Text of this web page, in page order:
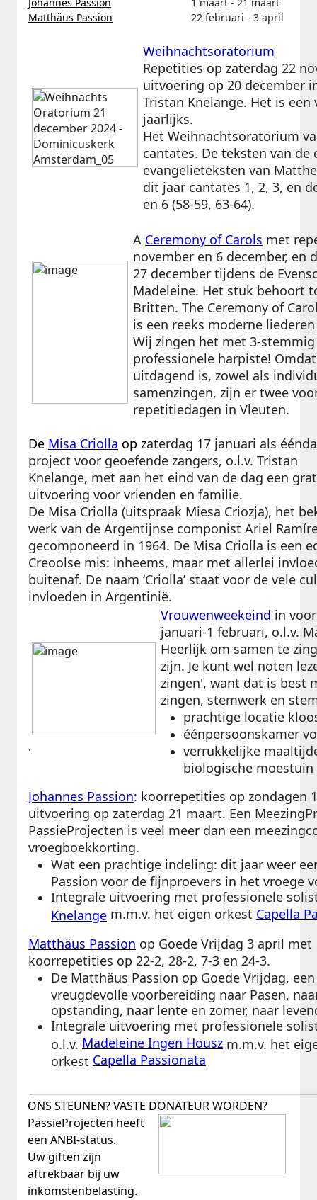
Matthäus Passion
22 februari - 3 april
Weihnachtsoratorium
Repetities op zaterdag 22
uitvoering op 20 december
Tristan Knelange. Het is
jaarlijks.
Het Weihnachtsoratorium
cantates. De teksten van
evangelieteksten van
dit jaar cantates 1, 2, 3, en
en 6 (58-59, 63-64).
A Ceremony of Carols met
november en 6 december, en
27 december tijdens de
Madeleine. Het stuk behoort
Britten. The Ceremony of
is een reeks moderne
Wij zingen het met 3-
professionele harpiste!
uitdagend is, zowel als
samenzingen, zijn er twee
repetitiedagen in Vleuten.
De Misa Criolla op zaterdag 17 januari als
project voor geoefende zangers, o.l.v. Tristan
Knelange, met aan het eind van de dag een
uitvoering voor vrienden en familie.
De Misa Criolla (uitspraak Miesa Criozja), het
werk van de Argentijnse componist Ariel
gecomponeerd in 1964. De Misa Criolla is een
Creoolse mis: inheems, maar met allerlei
buitenaf. De naam ‘Criolla’ staat voor de vele
invloeden in Argentinië.
.
Vrouwenweekeind in
januari-1 februari, o.l.v.
Heerlijk om samen te
zijn. Je kunt wel noten
zingen', want dat is best
zingen, stemwerk en
prachtige locatie
éénpersoonskamer
verrukkelijke
biologische moestuin
Johannes Passion: koorrepetities op zondagen
uitvoering op zaterdag 21 maart. Een
PassieProjecten is veel meer dan een
vroegboekkorting.
Wat een prachtige indeling: dit jaar weer
Passion voor de fijnproevers in het vroege
Integrale uitvoering met professionele
Knelange m.m.v. het eigen orkest Capella
Matthäus Passion op Goede Vrijdag 3 april met
koorrepetities op 22-2, 28-2, 7-3 en 24-3.
De Matthäus Passion op Goede Vrijdag,
vreugdevolle voorbereiding naar Pasen,
opstanding, naar lente en zomer, naar
Integrale uitvoering met professionele
o.l.v. Madeleine Ingen Housz m.m.v. het
orkest Capella Passionata
ONS STEUNEN? VASTE DONATEUR WORDEN?
PassieProjecten heeft
een ANBI-status.
Uw giften zijn
aftrekbaar bij uw
inkomstenbelasting.